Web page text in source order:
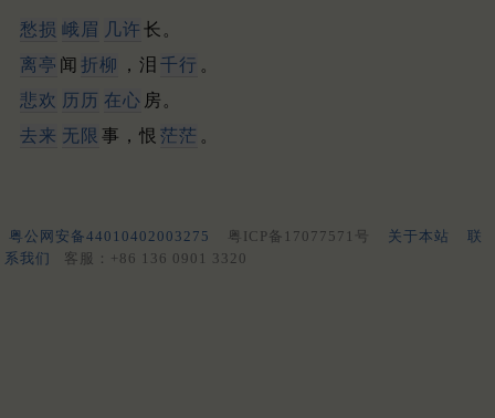
愁损 峨眉 几许 长。
离亭 闻 折柳 ，泪 千行 。
悲欢 历历 在心 房。
去来 无限 事，恨 茫茫 。
粤公网安备44010402003275 粤ICP备17077571号 关于本站
联
系我们
客服：+86 136 0901 3320